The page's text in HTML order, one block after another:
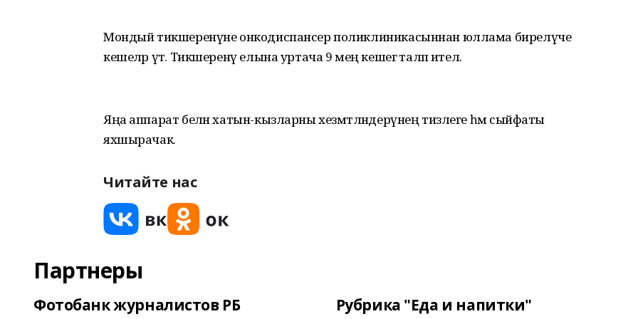
Мондый тикшеренүне онкодиспансер поликлиникасыннан юллама бирелүче
кешеләр үтә. Тикшеренү елына уртача 9 мең кешегә таләп ителә.
Яңа аппарат белән хатын-кызларны хезмәтләндерүнең тизлеге һәм сыйфаты
яхшырачак.
Читайте нас
Партнеры
Фотобанк журналистов РБ Рубрика "Еда и напитки"